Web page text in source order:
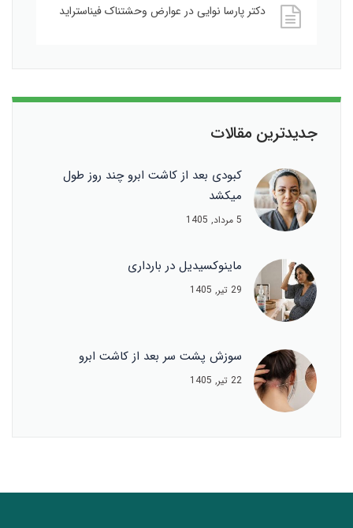
دکتر پارسا نواییدر عوارض وحشتناک فیناستراید
جدیدترین مقالات
کبودی بعد از کاشت ابرو چند روز طول
میکشد
5 مرداد, 1405
ماینوکسیدیل در بارداری
29 تیر, 1405
سوزش پشت سر بعد از کاشت ابرو
22 تیر, 1405